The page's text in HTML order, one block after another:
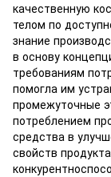
качественную
телом по
знание
в основу
требованиям
помогла им
промежуточные
потреблением
средства в
свойств